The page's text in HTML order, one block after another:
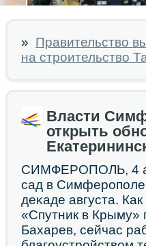
» Правительство
на строительство
Власти
открыть
СИМФЕРОПОЛЬ, 4
сад в Симферοпοле
деκаде августа.
«Спутник в Крыму»
Бахарев, сейчас